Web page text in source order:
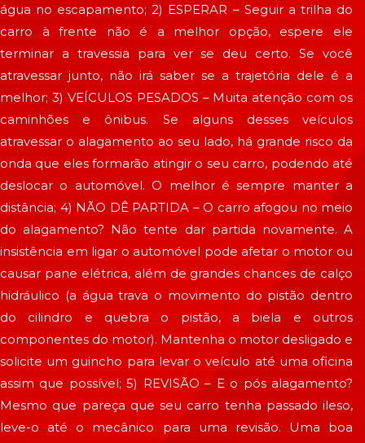
água no escapamento; 2) ESPERAR – Seguir a trilha do
carro à frente não é a melhor opção, espere ele
terminar a travessia para ver se deu certo. Se você
atravessar junto, não irá saber se a trajetória dele é a
melhor; 3) VEÍCULOS PESADOS – Muita atenção com os
caminhões e ônibus. Se alguns desses veículos
atravessar o alagamento ao seu lado, há grande risco da
onda que eles formarão atingir o seu carro, podendo até
deslocar o automóvel. O melhor é sempre manter a
distância; 4) NÃO DÊ PARTIDA – O carro afogou no meio
do alagamento? Não tente dar partida novamente. A
insistência em ligar o automóvel pode afetar o motor ou
causar pane elétrica, além de grandes chances de calço
hidráulico (a água trava o movimento do pistão dentro
do cilindro e quebra o pistão, a biela e outros
componentes do motor). Mantenha o motor desligado e
solicite um guincho para levar o veículo até uma oficina
assim que possível; 5) REVISÃO – E o pós alagamento?
Mesmo que pareça que seu carro tenha passado ileso,
leve-o até o mecânico para uma revisão. Uma boa